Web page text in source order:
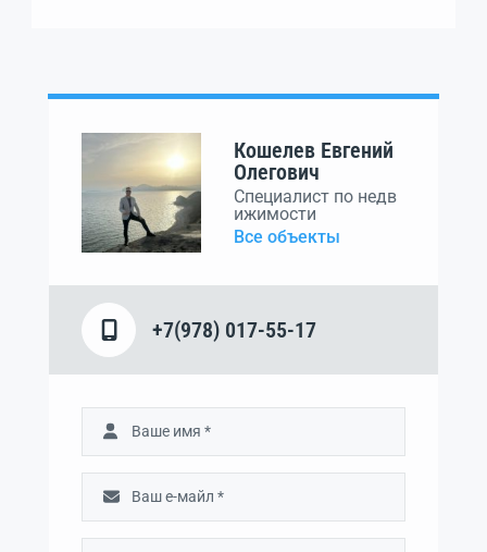
Кошелев Евгений
Олегович
Специалист по недв
ижимости
Все объекты
+7(978) 017-55-17